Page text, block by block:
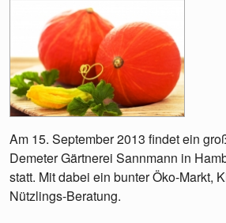
Am 15. September 2013 findet ein
Demeter Gärtnerei Sannmann in
statt. Mit dabei ein bunter Öko-Markt,
Nützlings-Beratung.